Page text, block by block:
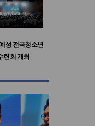
성 전국청소년
련회 개최